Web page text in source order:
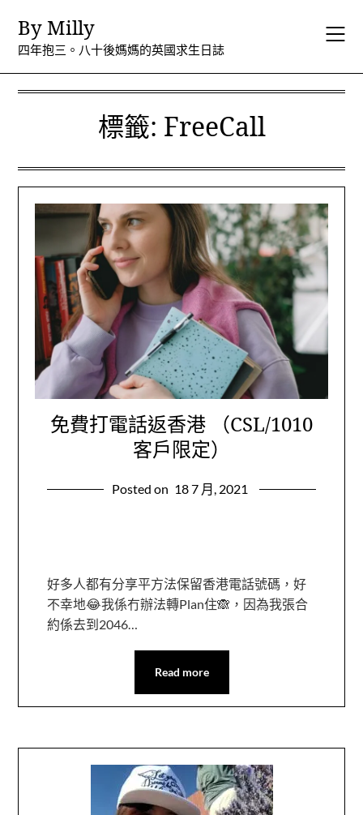
content
By Milly
四年抱三。八十後媽媽的英國求生日誌
標籤: FreeCall
免費打電話返香港 （CSL/1010
客戶限定）
Posted on 18 7 月, 2021
好多人都有分享平方法保留香港電話號碼，好
不幸地😂我係冇辦法轉Plan住🙈，因為我張合
約係去到2046…
Read more